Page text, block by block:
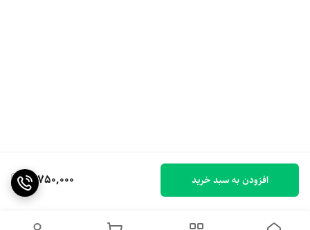
10,750,000 افزودن به سبد خرید